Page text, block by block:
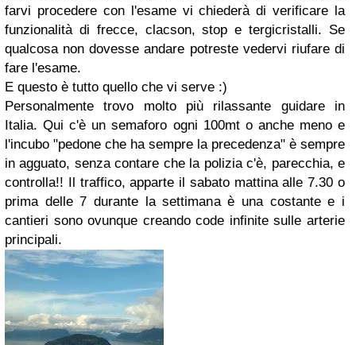
farvi procedere con l'esame vi chiederà di verificare la
funzionalità di frecce, clacson, stop e tergicristalli. Se
qualcosa non dovesse andare potreste vedervi riufare di
fare l'esame.
E questo è tutto quello che vi serve :)
Personalmente trovo molto più rilassante guidare in
Italia. Qui c'è un semaforo ogni 100mt o anche meno e
l'incubo "pedone che ha sempre la precedenza" è sempre
in agguato, senza contare che la polizia c'è, parecchia, e
controlla!! Il traffico, apparte il sabato mattina alle 7.30 o
prima delle 7 durante la settimana è una costante e i
cantieri sono ovunque creando code infinite sulle arterie
principali.